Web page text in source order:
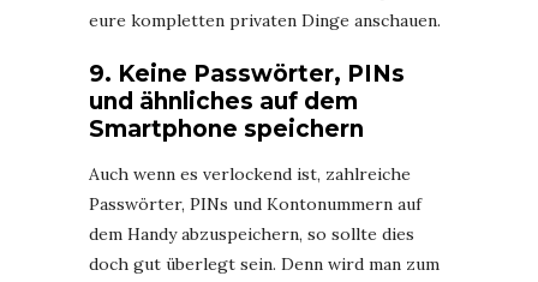
eure kompletten privaten Dinge anschauen.
9. Keine Passwörter, PINs
und ähnliches auf dem
Smartphone speichern
Auch wenn es verlockend ist, zahlreiche
Passwörter, PINs und Kontonummern auf
dem Handy abzuspeichern, so sollte dies
doch gut überlegt sein. Denn wird man zum